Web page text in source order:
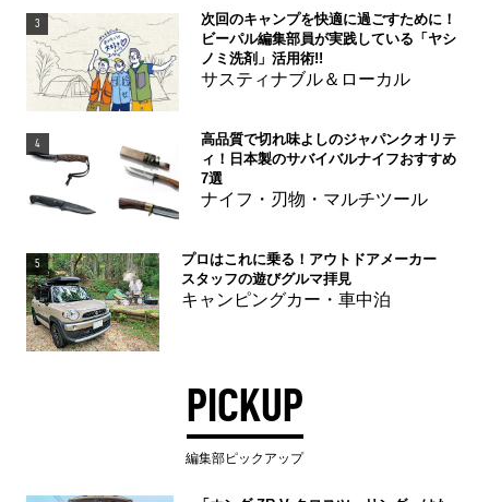
3
次回のキャンプを快適に過ごすために！
ビーパル編集部員が実践している「ヤシ
ノミ洗剤」活用術!!
サスティナブル＆ローカル
4
高品質で切れ味よしのジャパンクオリテ
ィ！日本製のサバイバルナイフおすすめ
7選
ナイフ・刃物・マルチツール
5
プロはこれに乗る！アウトドアメーカー
スタッフの遊びグルマ拝見
キャンピングカー・車中泊
PICKUP
編集部ピックアップ